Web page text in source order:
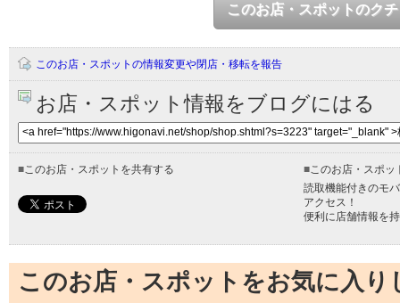
このお店・スポットのク
このお店・スポットの情報変更や閉店・移転を報告
お店・スポット情報をブログにはる
■ このお店・スポットを共有する ■ このお店・スポ
読取機能付きのモ
アクセス！
便利に店舗情報を
このお店・スポットをお気に入